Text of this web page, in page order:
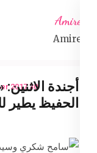
content
Enter)
Amireta
Amireta
30 October 2017
أجندة
الحفيظ يطير